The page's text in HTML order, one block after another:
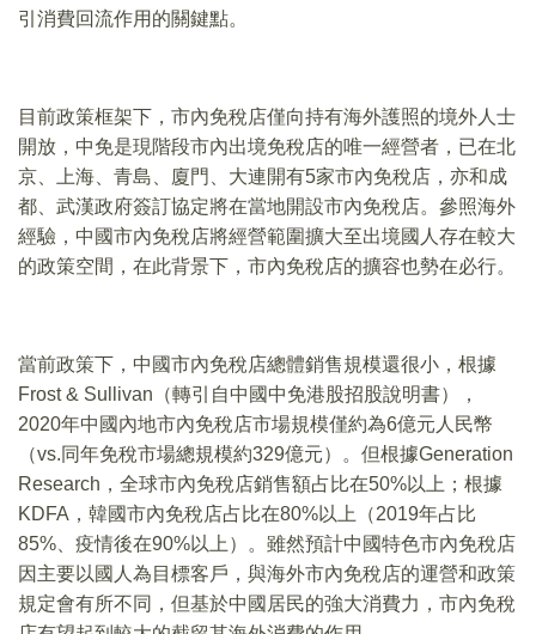
引消費回流作用的關鍵點。
目前政策框架下，市內免稅店僅向持有海外護照的境外人士
開放，中免是現階段市內出境免稅店的唯一經營者，已在北
京、上海、青島、廈門、大連開有5家市內免稅店，亦和成
都、武漢政府簽訂協定將在當地開設市內免稅店。參照海外
經驗，中國市內免稅店將經營範圍擴大至出境國人存在較大
的政策空間，在此背景下，市內免稅店的擴容也勢在必行。
當前政策下，中國市內免稅店總體銷售規模還很小，根據
Frost & Sullivan（轉引自中國中免港股招股說明書），
2020年中國內地市內免稅店市場規模僅約為6億元人民幣
（vs.同年免稅市場總規模約329億元）。但根據Generation
Research，全球市內免稅店銷售額占比在50%以上；根據
KDFA，韓國市內免稅店占比在80%以上（2019年占比
85%、疫情後在90%以上）。雖然預計中國特色市內免稅店
因主要以國人為目標客戶，與海外市內免稅店的運營和政策
規定會有所不同，但基於中國居民的強大消費力，市內免稅